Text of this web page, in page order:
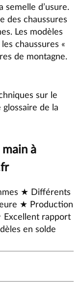
semelle d’usure.
des chaussures
Les modèles
chaussures «
de montagne.
sur le
glossaire de la
à
★ Différents
★ Production
Excellent rapport
en solde